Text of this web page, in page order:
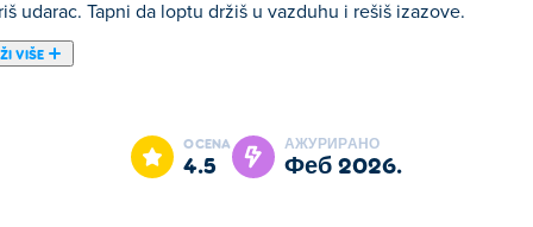
udarac. Tapni da loptu držiš u vazduhu i rešiš izazove.
VIŠE
слободно жонглирање подиже на виши ниво! То није само
фудбалски слободно стилиста на свету.
OCENA
4.5
АЖУРИРАНО
феб 2026.